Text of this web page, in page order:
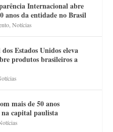
Internacional abre
anos da entidade no Brasil
,Notícias
Estados Unidos eleva
produtos brasileiros a
mais de 50 anos
capital paulista